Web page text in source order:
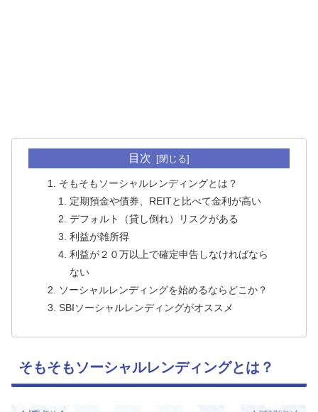
目次
そもそもソーシャルレンディングとは？
定期預金や債券、REITと比べて金利が高い
デフォルト（貸し倒れ）リスクがある
利益が雑所得
利益が２０万以上で確定申告しなければなら
ない
ソーシャルレンディングを始めるならどこか？
SBIソーシャルレンディングがオススメ
そもそもソーシャルレンディングとは？